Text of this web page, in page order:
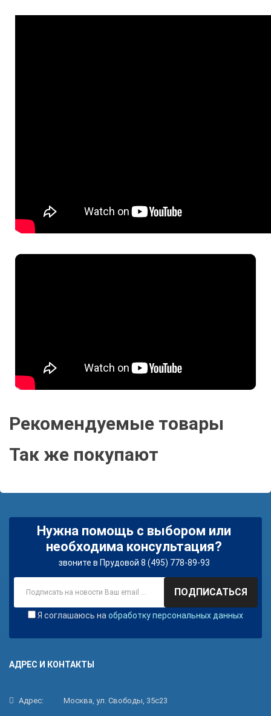
Рекомендуемые товары
Так же покупают
Нужна помощь с выбором или
необходима консультация?
звоните в Прудовой 8 (495) 778-89-93
ПОДПИСАТЬСЯ
Я соглашаюсь на обработку персональных данных
АДРЕС И КОНТАКТЫ
Адрес: Москва, ул. Свободы, 35с23